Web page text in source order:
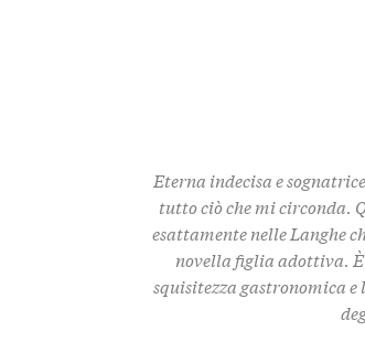
Eterna indecisa e
tutto ciò che mi circonda.
esattamente nelle Langhe
novella figlia adottiva.
squisitezza gastronomica